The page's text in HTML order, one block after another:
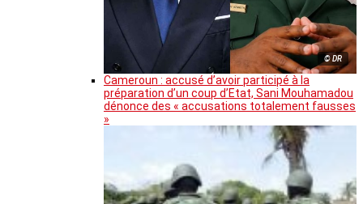
© DR
Cameroun : accusé d’avoir participé à la
préparation d’un coup d’Etat, Sani Mouhamadou
dénonce des « accusations totalement fausses
»